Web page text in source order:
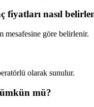
fiyatları nasıl
mesafesine göre belirlenir.
olarak sunulur.
mü?